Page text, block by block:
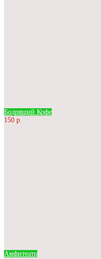
Бодрящий Кофе
150 р.
Амфитеатр